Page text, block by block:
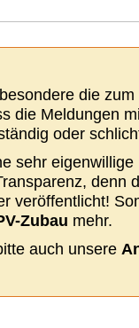
die
die Meldungen
oder
sehr
denn
veröffentlicht!
Zubau mehr.
auch unsere